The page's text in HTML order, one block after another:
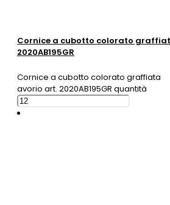
Cornice a cubotto colorato
2020AB195GR
Cornice a cubotto colorato graffiata
avorio art. 2020AB195GR quantità